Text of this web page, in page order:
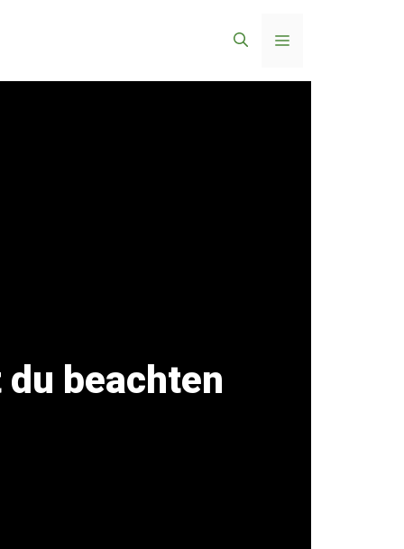
Menü
beachten